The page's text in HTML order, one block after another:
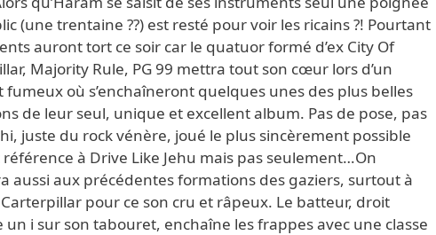
(une trentaine ??) est resté pour voir les ricains ?! Pourtant
auront tort ce soir car le quatuor formé d’ex City Of
Majority Rule, PG 99 mettra tout son cœur lors d’un
fumeux où s’enchaîneront quelques unes des plus belles
de leur seul, unique et excellent album. Pas de pose, pas
juste du rock vénère, joué le plus sincèrement possible
à Drive Like Jehu mais pas seulement…On
aussi aux précédentes formations des gaziers, surtout à
Carterpillar pour ce son cru et râpeux. Le batteur, droit
un i sur son tabouret, enchaîne les frappes avec une classe